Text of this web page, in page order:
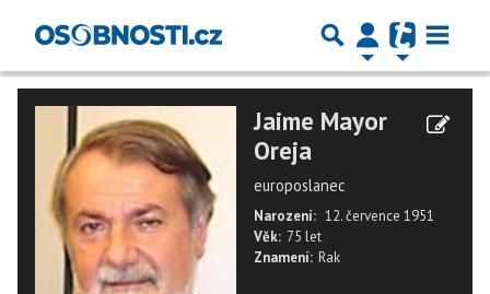
Jaime Mayor
Oreja
europoslanec
Narození: 12. července 1951
Věk: 75 let
Znamení: Rak